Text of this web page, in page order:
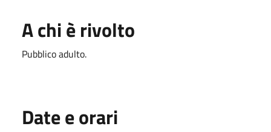
A chi è rivolto
Pubblico adulto.
Date e orari